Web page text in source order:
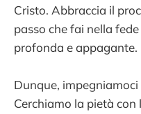
Cristo. Abbraccia il
passo che fai nella
profonda e appagante.
Dunque,
Cerchiamo la pietà